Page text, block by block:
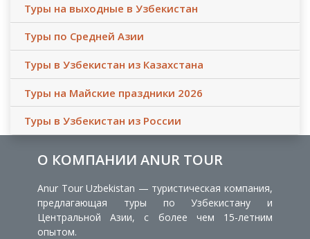
Туры на выходные в Узбекистан
Туры по Средней Азии
Туры в Узбекистан из Казахстана
Туры на Майские праздники 2026
Туры в Узбекистан из России
О КОМПАНИИ ANUR TOUR
Anur Tour Uzbekistan — туристическая компания,
предлагающая туры по Узбекистану и
Центральной Азии, с более чем 15-летним
опытом.